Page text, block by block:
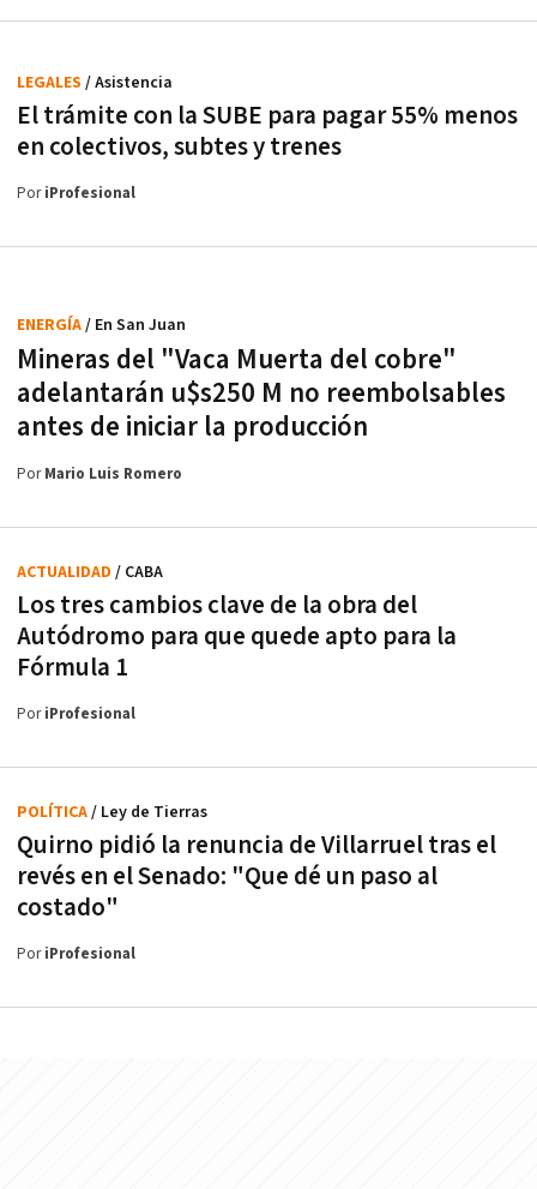
El trámite con la SUBE para pagar 55% menos
en colectivos, subtes y trenes
LEGALES / Asistencia
PoriProfesional
Mineras del "Vaca Muerta del cobre"
adelantarán u$s250 M no reembolsables
antes de iniciar la producción
ENERGÍA/ En San Juan
PorMario Luis Romero
Los tres cambios clave de la obra del
Autódromo para que quede apto para la
Fórmula 1
ACTUALIDAD / CABA
PoriProfesional
Quirno pidió la renuncia de Villarruel tras el
revés en el Senado: "Que dé un paso al
costado"
POLÍTICA/ Ley de Tierras
PoriProfesional